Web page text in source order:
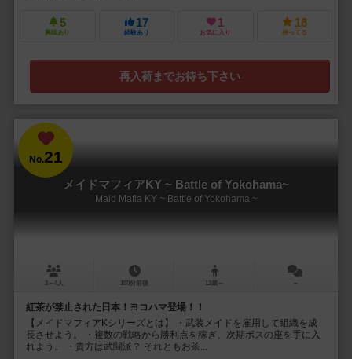
5
興味あり
17
経験あり
1
お気に入り
18
持ってる
再入荷までお待ち下さい
No.21
メイドマフィアKY ~ Battle of Yokohama~
Maid Mafia KY ~ Battle of Yokohama ~
2～4人 150分前後 12歳～ －
紅茶が禁止された日本！ヨコハマ登場！！
【メイドマフィアKシリーズとは】 ・武装メイドを雇用して組織を成
長させよう。 ・複数の戦略から勝利点を稼ぎ、次期ボスの座を手に入
れよう。 ・貴方は武闘派？ それともお茶...